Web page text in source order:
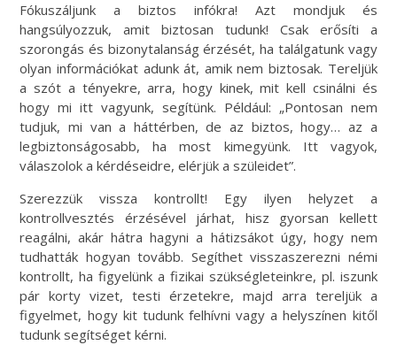
Fókuszáljunk a biztos infókra! Azt mondjuk és
hangsúlyozzuk, amit biztosan tudunk! Csak erősíti a
szorongás és bizonytalanság érzését, ha találgatunk vagy
olyan információkat adunk át, amik nem biztosak. Tereljük
a szót a tényekre, arra, hogy kinek, mit kell csinálni és
hogy mi itt vagyunk, segítünk. Például: „Pontosan nem
tudjuk, mi van a háttérben, de az biztos, hogy… az a
legbiztonságosabb, ha most kimegyünk. Itt vagyok,
válaszolok a kérdéseidre, elérjük a szüleidet”.
Szerezzük vissza kontrollt! Egy ilyen helyzet a
kontrollvesztés érzésével járhat, hisz gyorsan kellett
reagálni, akár hátra hagyni a hátizsákot úgy, hogy nem
tudhatták hogyan tovább. Segíthet visszaszerezni némi
kontrollt, ha figyelünk a fizikai szükségleteinkre, pl. iszunk
pár korty vizet, testi érzetekre, majd arra tereljük a
figyelmet, hogy kit tudunk felhívni vagy a helyszínen kitől
tudunk segítséget kérni.